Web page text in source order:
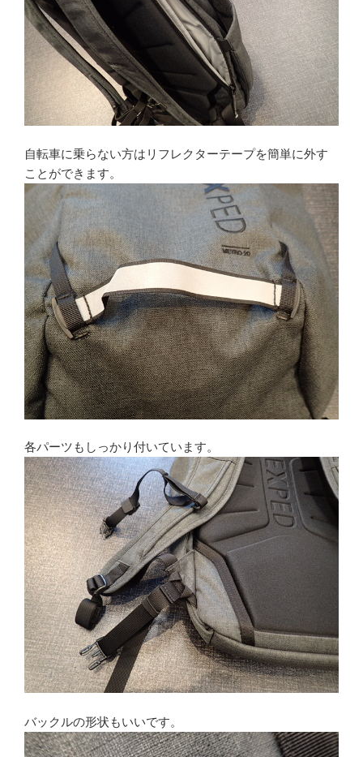
自転車に乗らない方はリフレクターテープを簡単に外す
ことができます。
各パーツもしっかり付いています。
バックルの形状もいいです。